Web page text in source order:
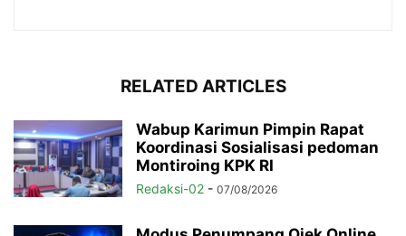
RELATED ARTICLES
Wabup Karimun Pimpin Rapat
Koordinasi Sosialisasi pedoman
Montiroing KPK RI
Redaksi-02 - 07/08/2026